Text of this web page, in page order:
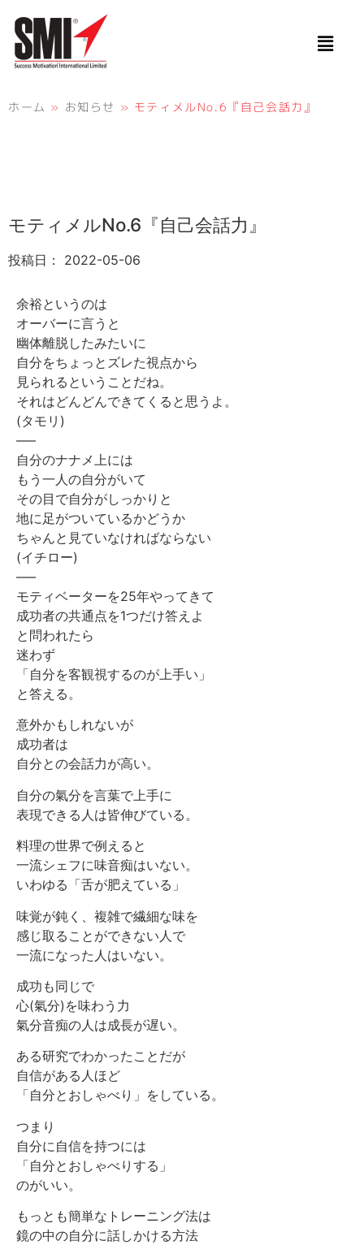
ホーム » お知らせ » モティメルNo.6『自己会話力』
モティメルNo.6『自己会話力』
投稿日： 2022-05-06
余裕というのは
オーバーに言うと
幽体離脱したみたいに
自分をちょっとズレた視点から
見られるということだね。
それはどんどんできてくると思うよ。
(タモリ)
—–
自分のナナメ上には
もう一人の自分がいて
その目で自分がしっかりと
地に足がついているかどうか
ちゃんと見ていなければならない
(イチロー)
—–
モティベーターを25年やってきて
成功者の共通点を1つだけ答えよ
と問われたら
迷わず
「自分を客観視するのが上手い」
と答える。
意外かもしれないが
成功者は
自分との会話力が高い。
自分の氣分を言葉で上手に
表現できる人は皆伸びている。
料理の世界で例えると
一流シェフに味音痴はいない。
いわゆる「舌が肥えている」
味覚が鈍く、複雑で繊細な味を
感じ取ることができない人で
一流になった人はいない。
成功も同じで
心(氣分)を味わう力
氣分音痴の人は成長が遅い。
ある研究でわかったことだが
自信がある人ほど
「自分とおしゃべり」をしている。
つまり
自分に自信を持つには
「自分とおしゃべりする」
のがいい。
もっとも簡単なトレーニング法は
鏡の中の自分に話しかける方法